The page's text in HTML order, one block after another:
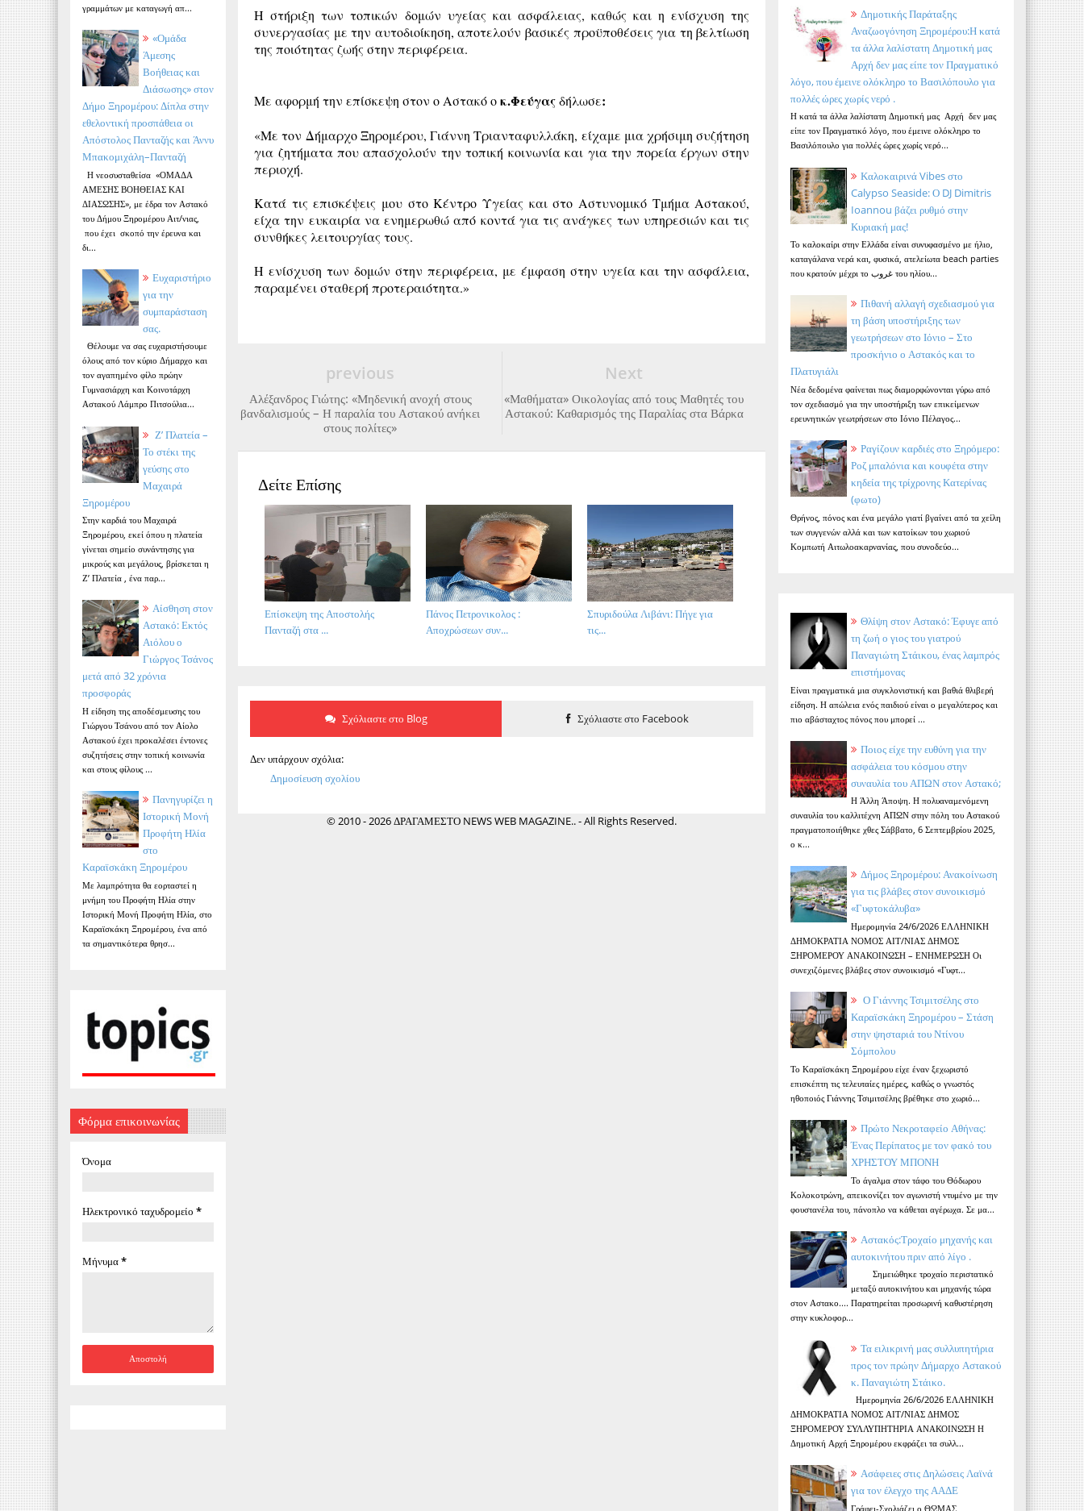
γραμμάτων με καταγωγή απ...
«Ομάδα
Άμεσης
Βοήθειας και
Διάσωσης» στον
Δήμο Ξηρομέρου: Δίπλα στην
εθελοντική προσπάθεια οι
Απόστολος Πανταζής και Άννυ
Μπακομιχάλη–Πανταζή
Η νεοσυσταθείσα «ΟΜΑΔΑ
ΑΜΕΣΗΣ ΒΟΗΘΕΙΑΣ ΚΑΙ
ΔΙΑΣΩΣΗΣ», με έδρα τον Αστακό
του Δήμου Ξηρομέρου Αιτ/νιας,
που έχει σκοπό την έρευνα και
δι...
Ευχαριστήριο
για την
συμπαράσταση
σας.
Θέλουμε να σας ευχαριστήσουμε
όλους από τον κύριο Δήμαρχο και
τον αγαπημένο φίλο πρώην
Γυμνασιάρχη και Κοινοτάρχη
Αστακού Λάμπρο Πιτσούλια...
Ζ’ Πλατεία –
Το στέκι της
γεύσης στο
Μαχαιρά
Ξηρομέρου
Στην καρδιά του Μαχαιρά
Ξηρομέρου, εκεί όπου η πλατεία
γίνεται σημείο συνάντησης για
μικρούς και μεγάλους, βρίσκεται η
Ζ’ Πλατεία , ένα παρ...
Αίσθηση στον
Αστακό: Εκτός
Αιόλου ο
Γιώργος Τσάνος
μετά από 32 χρόνια
προσφοράς
Η είδηση της αποδέσμευσης του
Γιώργου Τσάνου από τον Αίολο
Αστακού έχει προκαλέσει έντονες
συζητήσεις στην τοπική κοινωνία
και στους φίλους ...
Πανηγυρίζει η
Ιστορική Μονή
Προφήτη Ηλία
στο
Καραϊσκάκη Ξηρομέρου
Με λαμπρότητα θα εορταστεί η
μνήμη του Προφήτη Ηλία στην
Ιστορική Μονή Προφήτη Ηλία, στο
Καραϊσκάκη Ξηρομέρου, ένα από
τα σημαντικότερα θρησ...
Φόρμα επικοινωνίας
Όνομα
Ηλεκτρονικό ταχυδρομείο *
Μήνυμα*
Η στήριξη των τοπικών δομών υγείας και ασφάλειας, καθώς και η ενίσχυση της
συνεργασίας με την αυτοδιοίκηση, αποτελούν βασικές προϋποθέσεις για τη βελτίωση
της ποιότητας ζωής στην περιφέρεια.
Με αφορμή την επίσκεψη στον ο Αστακό οκ.Φεύγαςδήλωσε:
«Με τον Δήμαρχο Ξηρομέρου, Γιάννη Τριανταφυλλάκη, είχαμε μια χρήσιμη συζήτηση
για ζητήματα που απασχολούν την τοπική κοινωνία και για την πορεία έργων στην
περιοχή.
Κατά τις επισκέψεις μου στο Κέντρο Υγείας και στο Αστυνομικό Τμήμα Αστακού,
είχα την ευκαιρία να ενημερωθώ από κοντά για τις ανάγκες των υπηρεσιών και τις
συνθήκες λειτουργίας τους.
Η ενίσχυση των δομών στην περιφέρεια, με έμφαση στην υγεία και την ασφάλεια,
παραμένει σταθερή προτεραιότητα.»
Next
«Μαθήματα» Οικολογίας από τους Μαθητές του
Αστακού: Καθαρισμός της Παραλίας στα Βάρκα
previous
Αλέξανδρος Γιώτης: «Μηδενική ανοχή στους
βανδαλισμούς – Η παραλία του Αστακού ανήκει
στους πολίτες»
Δείτε Επίσης
Σπυριδούλα Λιβάνι: Πήγε για
τις...
Πάνος Πετρονικολος :
Αποχρώσεων συν...
Επίσκεψη της Αποστολής
Πανταζή στα ...
Σχόλιαστε στο Blog Σχόλιαστε στο Facebook
Δεν υπάρχουν σχόλια:
Δημοσίευση σχολίου
© 2010 - 2026 ΔΡΑΓΑΜΕΣΤΟ NEWS WEB MAGAZINE.. - All Rights Reserved.
Δημοτικής Παράταξης
Αναζωογόνηση Ξηρομέρου:Η κατά
τα άλλα λαλίστατη Δημοτική μας
Αρχή δεν μας είπε τον Πραγματικό
λόγο, που έμεινε ολόκληρο το Βασιλόπουλο για
πολλές ώρες χωρίς νερό .
Η κατά τα άλλα λαλίστατη Δημοτική μας Αρχή δεν μας
είπε τον Πραγματικό λόγο, που έμεινε ολόκληρο το
Βασιλόπουλο για πολλές ώρες χωρίς νερό...
Καλοκαιρινά Vibes στο
Calypso Seaside: Ο DJ Dimitris
Ioannou βάζει ρυθμό στην
Κυριακή μας!
Το καλοκαίρι στην Ελλάδα είναι συνυφασμένο με ήλιο,
καταγάλανα νερά και, φυσικά, ατελείωτα beach parties
που κρατούν μέχρι το غروب του ηλίου...
Πιθανή αλλαγή σχεδιασμού για
τη βάση υποστήριξης των
γεωτρήσεων στο Ιόνιο – Στο
προσκήνιο ο Αστακός και το
Πλατυγιάλι
Νέα δεδομένα φαίνεται πως διαμορφώνονται γύρω από
τον σχεδιασμό για την υποστήριξη των επικείμενων
ερευνητικών γεωτρήσεων στο Ιόνιο Πέλαγος...
Ραγίζουν καρδιές στο Ξηρόμερο:
Ροζ μπαλόνια και κουφέτα στην
κηδεία της τρίχρονης Κατερίνας
(φωτο)
Θρήνος, πόνος και ένα μεγάλο γιατί βγαίνει από τα χείλη
των συγγενών αλλά και των κατοίκων του χωριού
Κομπωτή Αιτωλοακαρνανίας, που συνοδεύο...
Θλίψη στον Αστακό: Έφυγε από
τη ζωή ο γιος του γιατρού
Παναγιώτη Στάικου, ένας λαμπρός
επιστήμονας
Είναι πραγματικά μια συγκλονιστική και βαθιά θλιβερή
είδηση. Η απώλεια ενός παιδιού είναι ο μεγαλύτερος και
πιο αβάσταχτος πόνος που μπορεί ...
Ποιος είχε την ευθύνη για την
ασφάλεια του κόσμου στην
συναυλία του ΑΠΩΝ στον Αστακό;
Η Άλλη Άποψη. Η πολυαναμενόμενη
συναυλία του καλλιτέχνη ΑΠΩΝ στην πόλη του Αστακού
πραγματοποιήθηκε χθες Σάββατο, 6 Σεπτεμβρίου 2025,
ο κ...
Δήμος Ξηρομέρου: Ανακοίνωση
για τις βλάβες στον συνοικισμό
«Γυφτοκάλυβα»
Ημερομηνία 24/6/2026 ΕΛΛΗΝΙΚΗ
ΔΗΜΟΚΡΑΤΙΑ ΝΟΜΟΣ ΑΙΤ/ΝΙΑΣ ΔΗΜΟΣ
ΞΗΡΟΜΕΡΟΥ ΑΝΑΚΟΙΝΩΣΗ – ΕΝΗΜΕΡΩΣΗ Οι
συνεχιζόμενες βλάβες στον συνοικισμό «Γυφτ...
Ο Γιάννης Τσιμιτσέλης στο
Καραϊσκάκη Ξηρομέρου – Στάση
στην ψησταριά του Ντίνου
Σόμπολου
Το Καραϊσκάκη Ξηρομέρου είχε έναν ξεχωριστό
επισκέπτη τις τελευταίες ημέρες, καθώς ο γνωστός
ηθοποιός Γιάννης Τσιμιτσέλης βρέθηκε στο χωριό...
Πρώτο Νεκροταφείο Αθήνας:
Ένας Περίπατος με τον φακό του
ΧΡΗΣΤΟΥ ΜΠΟΝΗ
Το άγαλμα στον τάφο του Θόδωρου
Κολοκοτρώνη, απεικονίζει τον αγωνιστή ντυμένο με την
φουστανέλα του, πάνοπλο να κάθεται αγέρωχα. Σε μα...
Αστακός:Τροχαίο μηχανής και
αυτοκινήτου πριν από λίγο .
Σημειώθηκε τροχαίο περιστατικό
μεταξύ αυτοκινήτου και μηχανής τώρα
στον Αστακο.... Παρατηρείται προσωρινή καθυστέρηση
στην κυκλοφορ...
Τα ειλικρινή μας συλλυπητήρια
προς τον πρώην Δήμαρχο Αστακού
κ. Παναγιώτη Στάικο.
Ημερομηνία 26/6/2026 ΕΛΛΗΝΙΚΗ
ΔΗΜΟΚΡΑΤΙΑ ΝΟΜΟΣ ΑΙΤ/ΝΙΑΣ ΔΗΜΟΣ
ΞΗΡΟΜΕΡΟΥ ΣΥΛΛΥΠΗΤΗΡΙΑ ΑΝΑΚΟΙΝΩΣΗ Η
Δημοτική Αρχή Ξηρομέρου εκφράζει τα συλλ...
Ασάφειες στις Δηλώσεις Λαϊνά
για τον έλεγχο της ΑΑΔΕ
Γράφει-Σχολιάζει ο ΘΩΜΑΣ